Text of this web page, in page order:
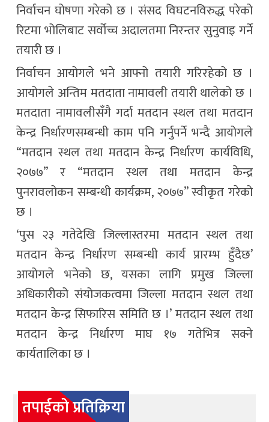
निर्वाचन घोषणा गरेको छ । संसद विघटनविरुद्ध परेको
रिटमा भोलिबाट सर्वोच्च अदालतमा निरन्तर सुनुवाइ गर्ने
तयारी छ ।
निर्वाचन आयोगले भने आफ्नो तयारी गरिरहेको छ ।
आयोगले अन्तिम मतदाता नामावली तयारी थालेको छ ।
मतदाता नामावलीसँगै गर्दा मतदान स्थल तथा मतदान
केन्द्र निर्धारणसम्बन्धी काम पनि गर्नुपर्ने भन्दै आयोगले
“मतदान स्थल तथा मतदान केन्द्र निर्धारण कार्यविधि,
२०७७” र “मतदान स्थल तथा मतदान केन्द्र
पुनरावलोकन सम्बन्धी कार्यक्रम, २०७७” स्वीकृत गरेको
छ ।
‘पुस २३ गतेदेखि जिल्लास्तरमा मतदान स्थल तथा
मतदान केन्द्र निर्धारण सम्बन्धी कार्य प्रारम्भ हुँदैछ’
आयोगले भनेको छ, यसका लागि प्रमुख जिल्ला
अधिकारीको संयोजकत्वमा जिल्ला मतदान स्थल तथा
मतदान केन्द्र सिफारिस समिति छ ।’ मतदान स्थल तथा
मतदान केन्द्र निर्धारण माघ १७ गतेभित्र सक्ने
कार्यतालिका छ ।
तपाईको प्रतिक्रिया